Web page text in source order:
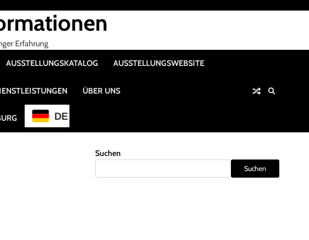
Erfahrung
AUSSTELLUNGSKATALOG AUSSTELLUNGSWEBSITE
ÜBER UNS
DE
Suchen
Suchen